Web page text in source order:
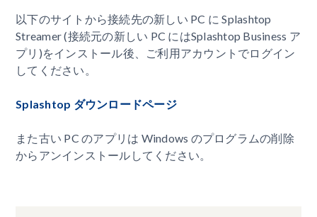
以下のサイトから接続先の新しい PC に Splashtop
Streamer (接続元の新しい PC にはSplashtop Business ア
プリ)をインストール後、ご利用アカウントでログイン
してください。
Splashtop ダウンロードページ
また古い PC のアプリは Windows のプログラムの削除
からアンインストールしてください。